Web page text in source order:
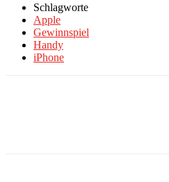
Schlagworte
Apple
Gewinnspiel
Handy
iPhone